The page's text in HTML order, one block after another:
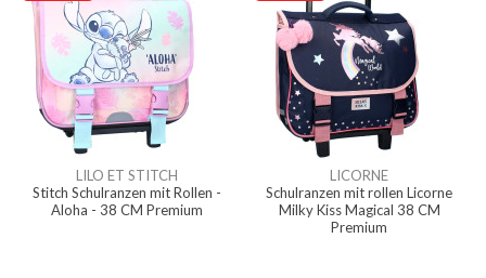
LILO ET STITCH
Stitch Schulranzen mit Rollen -
Aloha - 38 CM Premium
LICORNE
Schulranzen mit rollen Licorne
Milky Kiss Magical 38 CM
Premium